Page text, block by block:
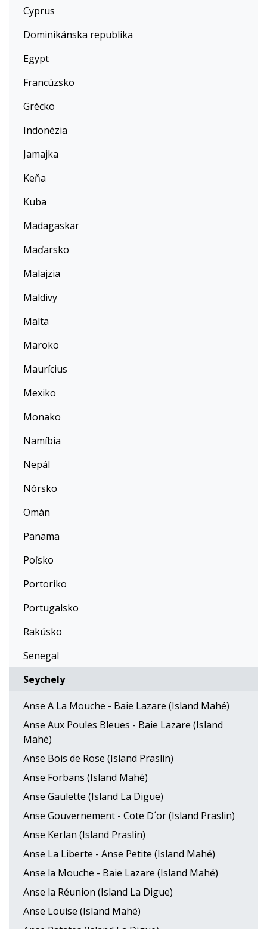
Cyprus
Dominikánska republika
Egypt
Francúzsko
Grécko
Indonézia
Jamajka
Keňa
Kuba
Madagaskar
Maďarsko
Malajzia
Maldivy
Malta
Maroko
Maurícius
Mexiko
Monako
Namíbia
Nepál
Nórsko
Omán
Panama
Poľsko
Portoriko
Portugalsko
Rakúsko
Senegal
Seychely
Anse A La Mouche - Baie Lazare (Island Mahé)
Anse Aux Poules Bleues - Baie Lazare (Island
Mahé)
Anse Bois de Rose (Island Praslin)
Anse Forbans (Island Mahé)
Anse Gaulette (Island La Digue)
Anse Gouvernement - Cote D´or (Island Praslin)
Anse Kerlan (Island Praslin)
Anse La Liberte - Anse Petite (Island Mahé)
Anse la Mouche - Baie Lazare (Island Mahé)
Anse la Réunion (Island La Digue)
Anse Louise (Island Mahé)